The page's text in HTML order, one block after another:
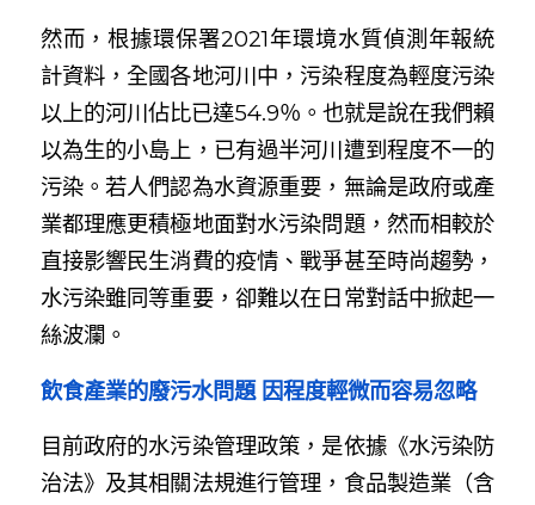
然而，根據環保署2021年環境水質偵測年報統
計資料，全國各地河川中，污染程度為輕度污染
以上的河川佔比已達54.9％。也就是說在我們賴
以為生的小島上，已有過半河川遭到程度不一的
污染。若人們認為水資源重要，無論是政府或產
業都理應更積極地面對水污染問題，然而相較於
直接影響民生消費的疫情、戰爭甚至時尚趨勢，
水污染雖同等重要，卻難以在日常對話中掀起一
絲波瀾。
飲食產業的廢污水問題 因程度輕微而容易忽略
目前政府的水污染管理政策，是依據《水污染防
治法》及其相關法規進行管理，食品製造業（含